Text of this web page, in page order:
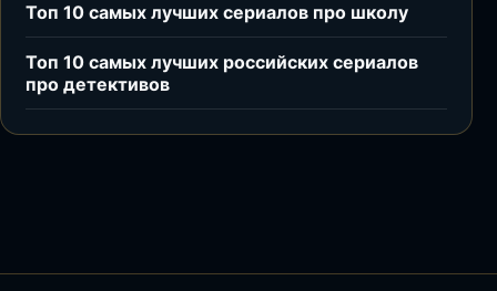
Топ 10 самых лучших сериалов про школу
Топ 10 самых лучших российских сериалов
про детективов